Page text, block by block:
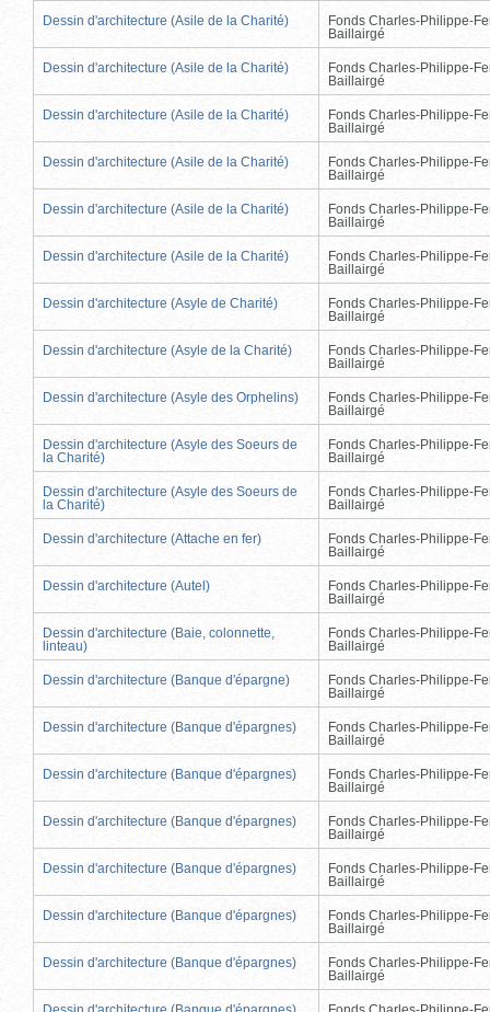
Dessin d'architecture (Asile de la Charité)
Fonds Charles-Philippe-
Baillairgé
Dessin d'architecture (Asile de la Charité)
Fonds Charles-Philippe-
Baillairgé
Dessin d'architecture (Asile de la Charité)
Fonds Charles-Philippe-
Baillairgé
Dessin d'architecture (Asile de la Charité)
Fonds Charles-Philippe-
Baillairgé
Dessin d'architecture (Asile de la Charité)
Fonds Charles-Philippe-
Baillairgé
Dessin d'architecture (Asile de la Charité)
Fonds Charles-Philippe-
Baillairgé
Dessin d'architecture (Asyle de Charité)
Fonds Charles-Philippe-
Baillairgé
Dessin d'architecture (Asyle de la Charité)
Fonds Charles-Philippe-
Baillairgé
Dessin d'architecture (Asyle des Orphelins)
Fonds Charles-Philippe-
Baillairgé
Dessin d'architecture (Asyle des Soeurs de
la Charité)
Fonds Charles-Philippe-
Baillairgé
Dessin d'architecture (Asyle des Soeurs de
la Charité)
Fonds Charles-Philippe-
Baillairgé
Dessin d'architecture (Attache en fer)
Fonds Charles-Philippe-
Baillairgé
Dessin d'architecture (Autel)
Fonds Charles-Philippe-
Baillairgé
Dessin d'architecture (Baie, colonnette,
linteau)
Fonds Charles-Philippe-
Baillairgé
Dessin d'architecture (Banque d'épargne)
Fonds Charles-Philippe-
Baillairgé
Dessin d'architecture (Banque d'épargnes)
Fonds Charles-Philippe-
Baillairgé
Dessin d'architecture (Banque d'épargnes)
Fonds Charles-Philippe-
Baillairgé
Dessin d'architecture (Banque d'épargnes)
Fonds Charles-Philippe-
Baillairgé
Dessin d'architecture (Banque d'épargnes)
Fonds Charles-Philippe-
Baillairgé
Dessin d'architecture (Banque d'épargnes)
Fonds Charles-Philippe-
Baillairgé
Dessin d'architecture (Banque d'épargnes)
Fonds Charles-Philippe-
Baillairgé